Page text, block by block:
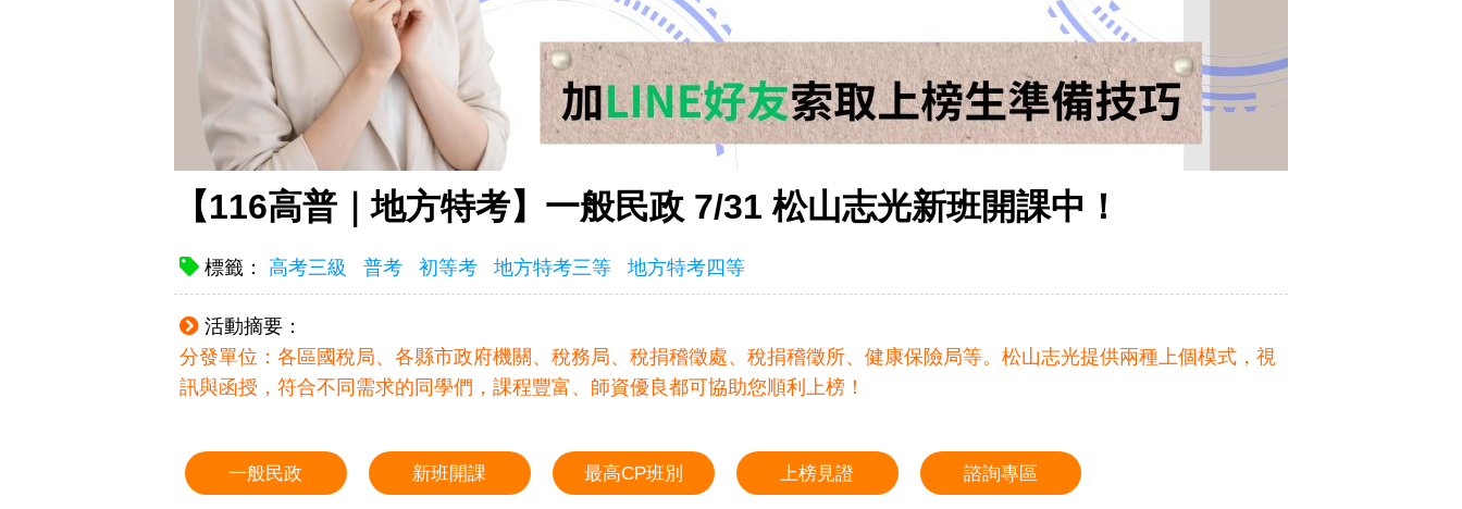
【116高普｜地方特考】一般民政 7/31 松山志光新班開課中！
標籤： 高考三級 普考 初等考 地方特考三等 地方特考四等
活動摘要：
分發單位：各區國稅局、各縣市政府機關、稅務局、稅捐稽徵處、稅捐稽徵所、健康保險局等。松山志光提供兩種上個模式，視
訊與函授，符合不同需求的同學們，課程豐富、師資優良都可協助您順利上榜！
一般民政 新班開課 最高CP班別 上榜見證 諮詢專區